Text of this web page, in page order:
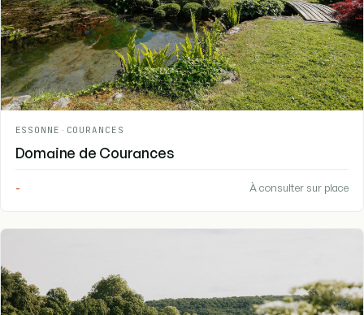
ESSONNE - COURANCES
Domaine de Courances
- À consulter sur place